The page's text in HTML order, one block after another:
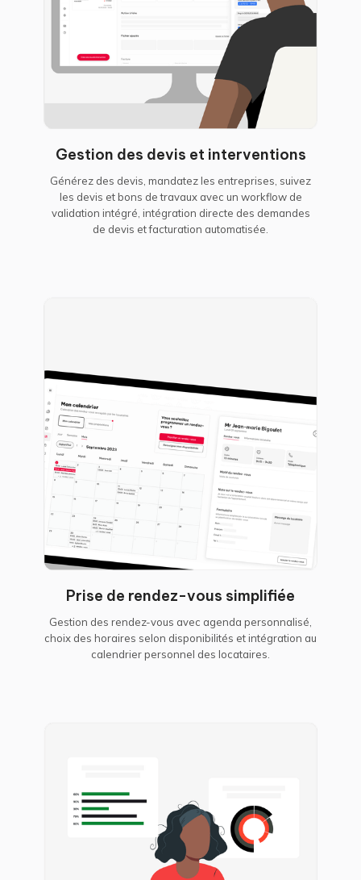
Gestion des devis et interventions
Générez des devis, mandatez les entreprises, suivez
les devis et bons de travaux avec un workflow de
validation intégré, intégration directe des demandes
de devis et facturation automatisée.
Prise de rendez-vous simplifiée
Gestion des rendez-vous avec agenda personnalisé,
choix des horaires selon disponibilités et intégration au
calendrier personnel des locataires.